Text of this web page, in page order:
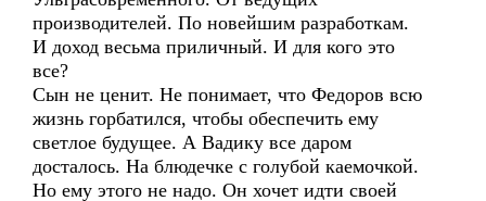
производителей. По новейшим разработкам.
И доход весьма приличный. И для кого это
все?
Сын не ценит. Не понимает, что Федоров всю
жизнь горбатился, чтобы обеспечить ему
светлое будущее. А Вадику все даром
досталось. На блюдечке с голубой каемочкой.
Но ему этого не надо. Он хочет идти своей